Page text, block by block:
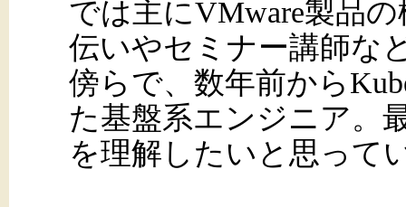
では主にVMware製品
伝いやセミナー講師な
傍らで、数年前から
た基盤系エンジニア。
を理解したいと思って